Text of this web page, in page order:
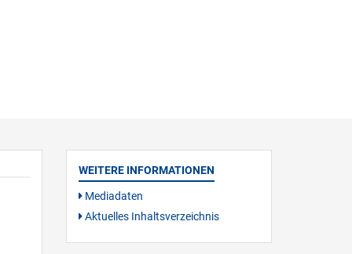
WEITERE INFORMATIONEN
Mediadaten
Aktuelles Inhaltsverzeichnis